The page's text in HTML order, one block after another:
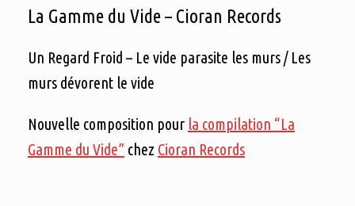
La Gamme du Vide – Cioran Records
Un Regard Froid – Le vide parasite les murs / Les
murs dévorent le vide
Nouvelle composition pour la compilation “La
Gamme du Vide” chez Cioran Records